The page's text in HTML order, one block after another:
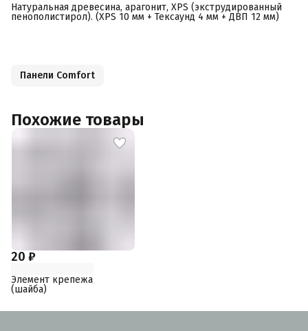
Натуральная древесина, арагонит, XPS (экструдированный
пенополистирол). (XPS 10 мм + Тексаунд 4 мм + ДВП 12 мм)
Панели Comfort
Похожие товары
20 ₽
Элемент крепежа
(шайба)